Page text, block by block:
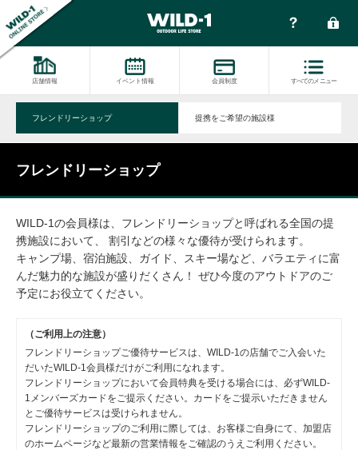
店舗情報 イベント情報 会員制度 すべてのメニュー
フレンドリーショップ 提携をご希望の施設様
フレンドリーショップ
WILD-1の会員様は、フレンドリーショップと呼ばれる全国の提
携施設において、 割引などの様々な優待が受けられます。
キャンプ場、宿泊施設、ガイド、スキー場など、バラエティに富
んだ魅力的な施設が盛りだくさん！ ぜひ今度のアウトドアのご
予定にお役立てください。
（ご利用上の注意）
フレンドリーショップご優待サービスは、WILD-1の店舗でご入会いた
だいたWILD-1会員様だけがご利用になれます。
フレンドリーショップにおいて会員特典を受ける場合には、必ずWILD-
1メンバーズカードをご提示ください。カードをご提示いただきません
とご優待サービスは受けられません。
フレンドリーショップのご利用に際しては、お客様ご自身にて、加盟店
のホームページなど最新の営業情報をご確認のうえご利用ください。